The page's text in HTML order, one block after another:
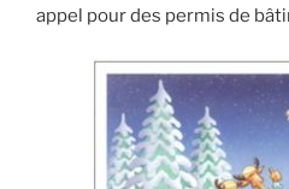
appel pour des permis de